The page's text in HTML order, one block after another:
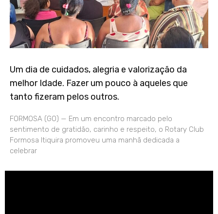
Um dia de cuidados, alegria e valorização da
melhor Idade. Fazer um pouco à aqueles que
tanto fizeram pelos outros.
FORMOSA (GO) — Em um encontro marcado pelo
sentimento de gratidão, carinho e respeito, o Rotary Club
Formosa Itiquira promoveu uma manhã dedicada a
celebrar